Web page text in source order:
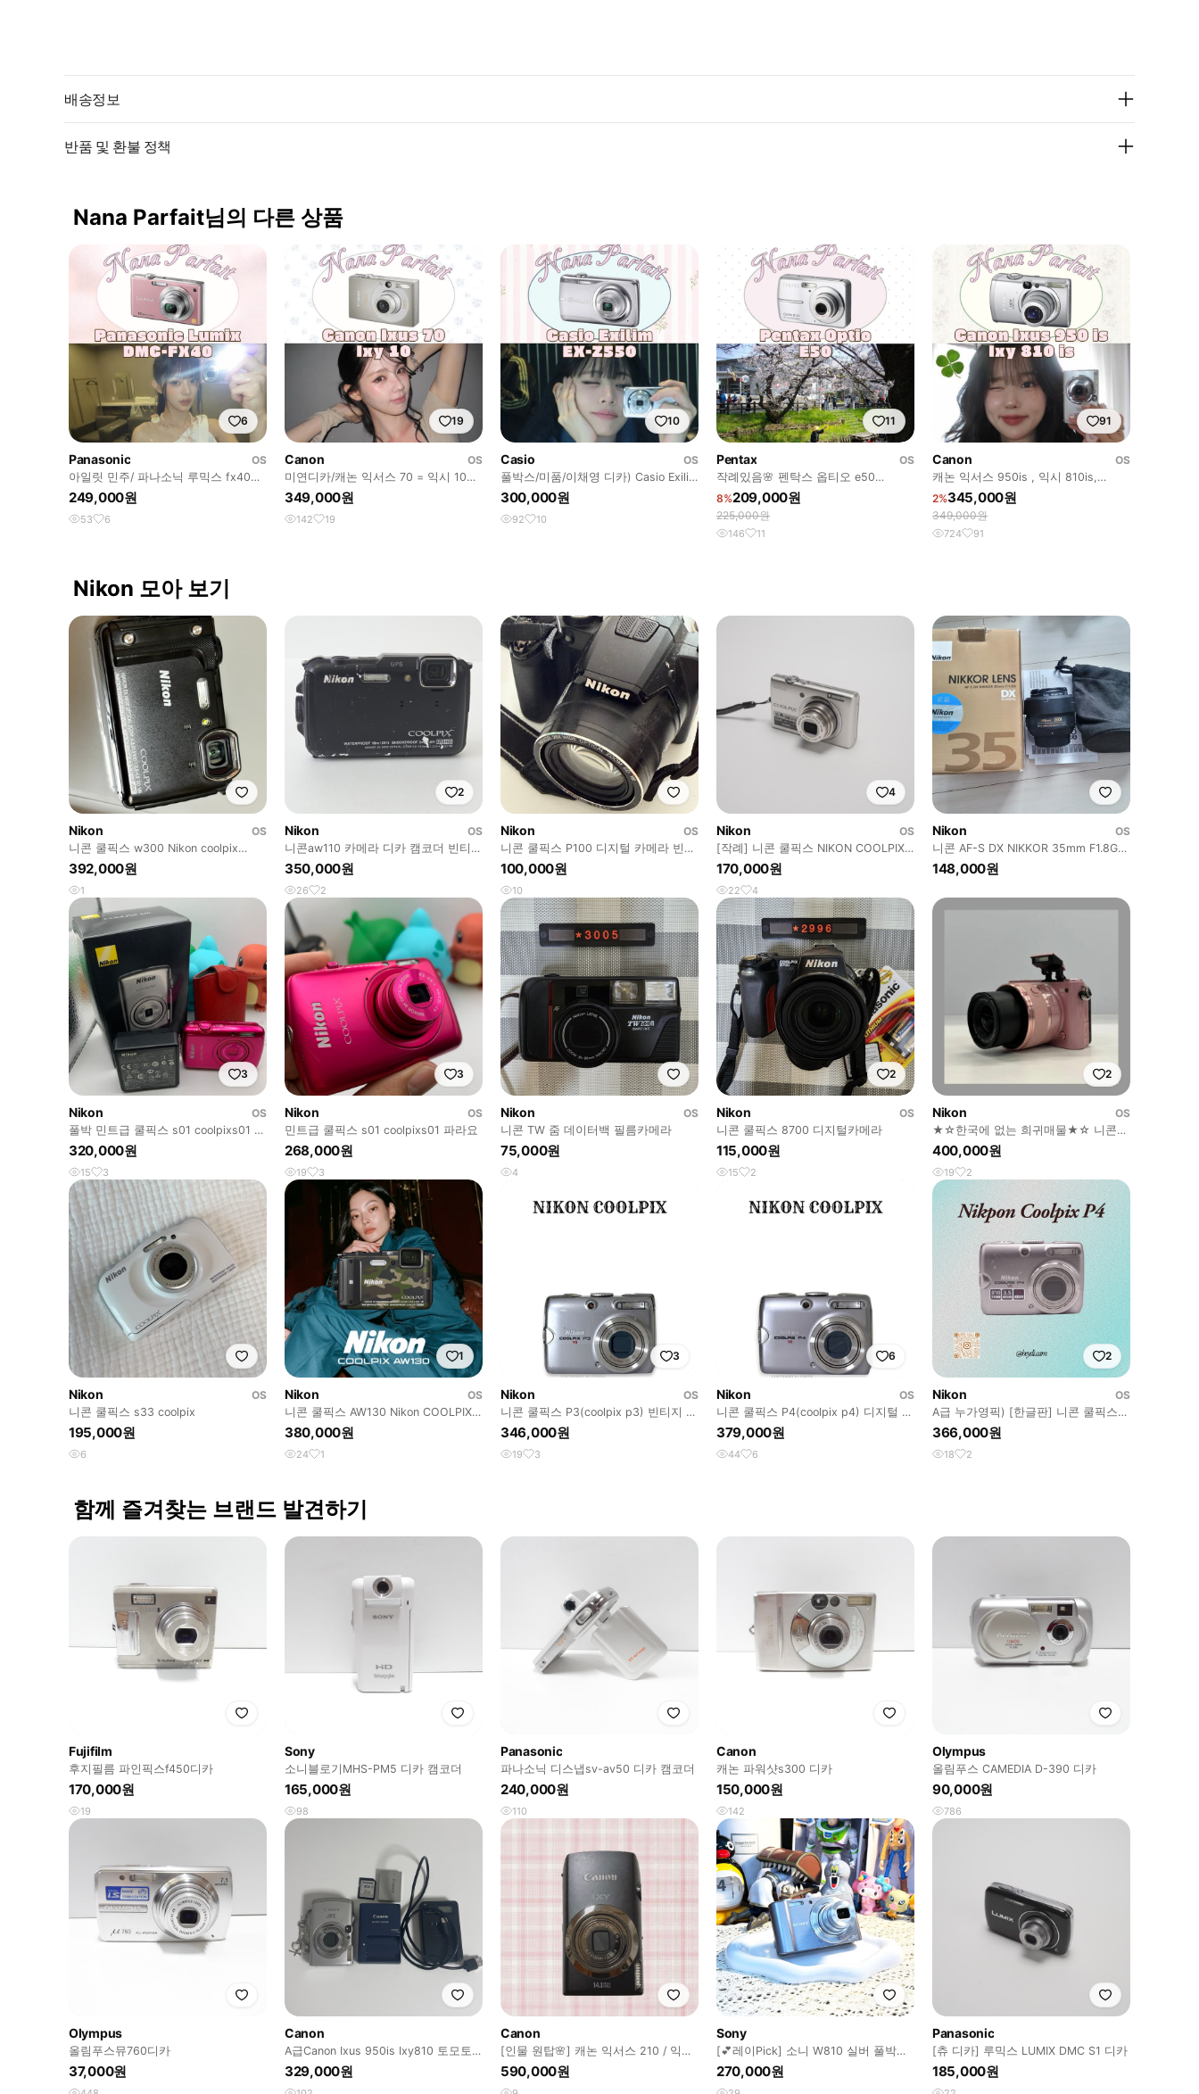
배송정보
반품 및 환불 정책
Nana Parfait님의 다른 상품
6
Panasonic
OS
아일릿 민주/ 파나소닉 루믹스 fx40
Panasonic lumix
249,000원
53 6
19
Canon
OS
미연디카/캐논 익서스 70 = 익시 10
canon ixus ixy
349,000원
142 19
10
Casio
OS
풀박스/미품/이채영 디카) Casio Exilim
EX-Z550 카시오
300,000원
92 10
11
Pentax
OS
작례있음🌸 펜탁스 옵티오 e50
Pentax optio
8%209,000원
225,000원
146 11
91
Canon
OS
캐논 익서스 950is , 익시 810is,
ixy810, ixus950
2%345,000원
349,000원
724 91
Nikon 모아 보기
Nikon
OS
니콘 쿨픽스 w300 Nikon coolpix
w300 블랙 디카
392,000원
1
2
Nikon
OS
니콘aw110 카메라 디카 캠코더 빈티지
디카 빈티지카메라 aw100
350,000원
26 2
Nikon
OS
니콘 쿨픽스 P100 디지털 카메라 빈티
지 디카
100,000원
10
4
Nikon
OS
[작례] 니콘 쿨픽스 NIKON COOLPIX
S570 디카
170,000원
22 4
Nikon
OS
니콘 AF-S DX NIKKOR 35mm F1.8G
렌즈
148,000원
3
Nikon
OS
풀박 민트급 쿨픽스 s01 coolpixs01 파
라요
320,000원
15 3
3
Nikon
OS
민트급 쿨픽스 s01 coolpixs01 파라요
268,000원
19 3
Nikon
OS
니콘 TW 줌 데이터백 필름카메라
75,000원
4
2
Nikon
OS
니콘 쿨픽스 8700 디지털카메라
115,000원
15 2
2
Nikon
OS
★☆한국에 없는 희귀매물★☆ 니콘
S1 미러리스 디카 핑크 (렌즈포함)
400,000원
19 2
Nikon
OS
니콘 쿨픽스 s33 coolpix
195,000원
6
1
Nikon
OS
니콘 쿨픽스 AW130 Nikon COOLPIX
AW130 빈티지 디카
380,000원
24 1
3
Nikon
OS
니콘 쿨픽스 P3(coolpix p3) 빈티지 디
지털 카메라 디카
346,000원
19 3
6
Nikon
OS
니콘 쿨픽스 P4(coolpix p4) 디지털 카
메라 디카
379,000원
44 6
2
Nikon
OS
A급 누가영픽) [한글판] 니콘 쿨픽스
NIKON COOLPIX P4
366,000원
18 2
함께 즐겨찾는 브랜드 발견하기
Fujifilm
후지필름 파인픽스f450디카
170,000원
19
Sony
소니블로기MHS-PM5 디카 캠코더
165,000원
98
Panasonic
파나소닉 디스냅sv-av50 디카 캠코더
240,000원
110
Canon
캐논 파워샷s300 디카
150,000원
142
Olympus
올림푸스 CAMEDIA D-390 디카
90,000원
786
Olympus
올림푸스뮤760디카
37,000원
Canon
A급Canon Ixus 950is Ixy810 토모토
모 유인 디카
329,000원
Canon
[인물 원탑🌸] 캐논 익서스 210 / 익시
10s
590,000원
Sony
[💕레이Pick] 소니 W810 실버 풀박스
디지털 카메라
270,000원
Panasonic
[츄 디카] 루믹스 LUMIX DMC S1 디카
185,000원